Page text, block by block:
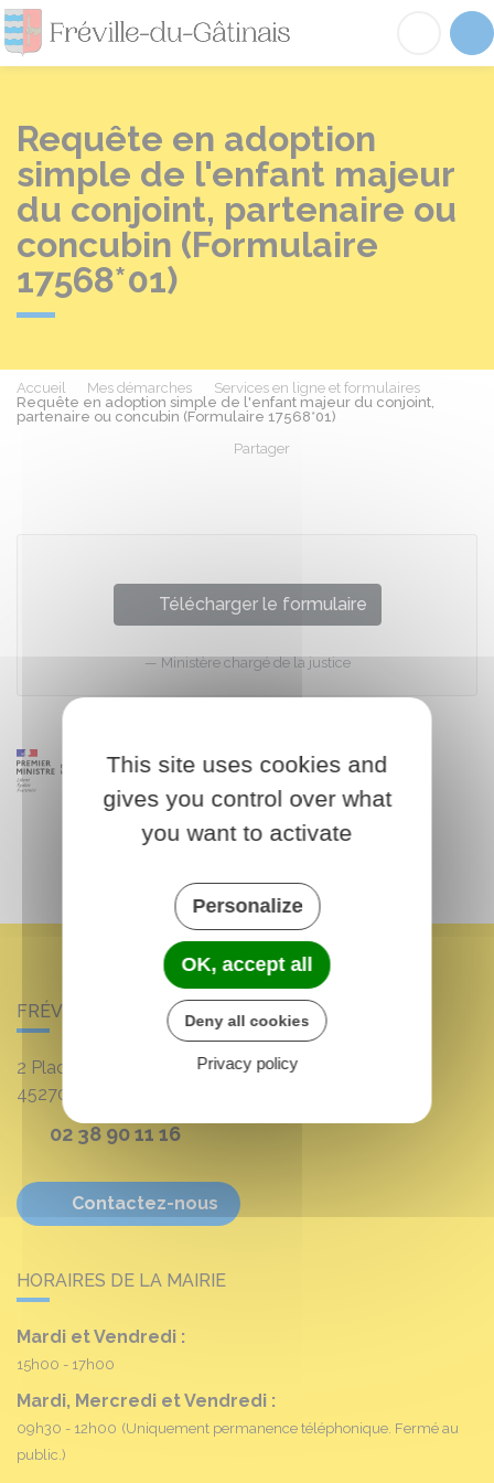
Fréville-du-
Requête en adoption
simple de l'enfant majeur
du conjoint, partenaire ou
concubin (Formulaire
17568*01)
Accueil Mes démarches
Services en ligne et formulaires
Requête en adoption simple de l'enfant majeur du conjoint,
partenaire ou concubin (Formulaire 17568*01)
Partager
Télécharger le formulaire
Ministère chargé de la justice
FRÉVILLE-DU-GÂTINAIS
2 Place Louis Croum
45270
02 38 90 11 16
Contactez-nous
HORAIRES DE LA MAIRIE
Mardi et Vendredi :
15h00 - 17h00
Mardi, Mercredi et Vendredi :
09h30 - 12h00 (Uniquement permanence téléphonique. Fermé au
public.)
This site uses cookies and
gives you control over what
you want to activate
Personalize
OK, accept all
Deny all cookies
Privacy policy